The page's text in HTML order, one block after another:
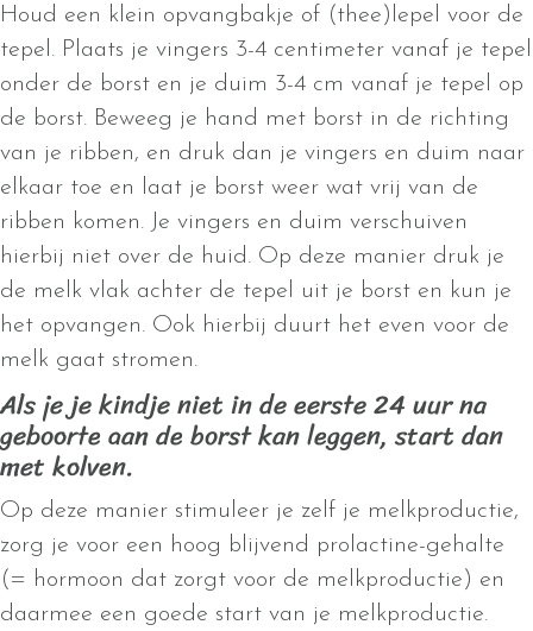
Houd een klein opvangbakje of (thee)lepel voor de
tepel. Plaats je vingers 3-4 centimeter vanaf je tepel
onder de borst en je duim 3-4 cm vanaf je tepel op
de borst. Beweeg je hand met borst in de richting
van je ribben, en druk dan je vingers en duim naar
elkaar toe en laat je borst weer wat vrij van de
ribben komen. Je vingers en duim verschuiven
hierbij niet over de huid. Op deze manier druk je
de melk vlak achter de tepel uit je borst en kun je
het opvangen. Ook hierbij duurt het even voor de
melk gaat stromen.
Als je je kindje niet in de eerste 24 uur na
geboorte aan de borst kan leggen, start dan
met kolven.
Op deze manier stimuleer je zelf je melkproductie,
zorg je voor een hoog blijvend prolactine-gehalte
(= hormoon dat zorgt voor de melkproductie) en
daarmee een goede start van je melkproductie.